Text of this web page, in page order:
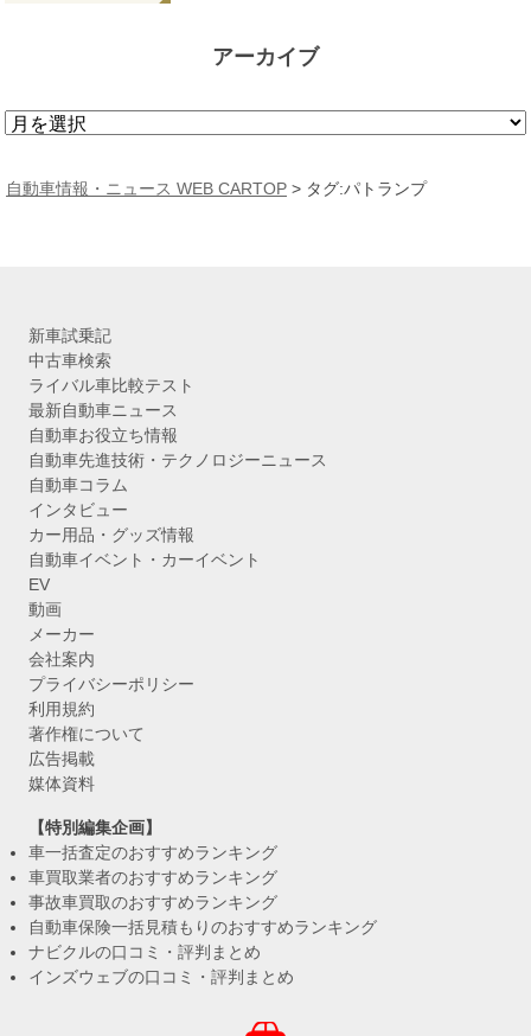
アーカイブ
ア
カ
自動車情報・ニュース WEB CARTOP > タグ:パトランプ
新車試乗記
中古車検索
ライバル車比較テスト
最新自動車ニュース
自動車お役立ち情報
自動車先進技術・テクノロジーニュース
自動車コラム
インタビュー
カー用品・グッズ情報
自動車イベント・カーイベント
EV
動画
メーカー
会社案内
プライバシーポリシー
利用規約
著作権について
広告掲載
媒体資料
【特別編集企画】
車一括査定のおすすめランキング
車買取業者のおすすめランキング
事故車買取のおすすめランキング
自動車保険一括見積もりのおすすめランキング
ナビクルの口コミ・評判まとめ
インズウェブの口コミ・評判まとめ